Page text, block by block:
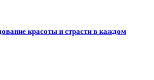
красоты и страсти в каждом